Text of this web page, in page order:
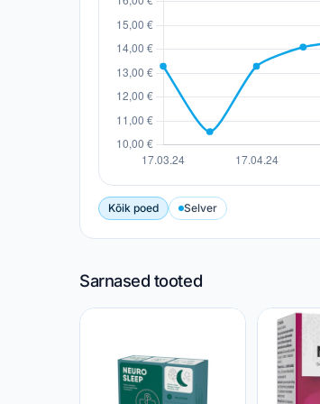
Kõik poed Selver
Sarnased tooted